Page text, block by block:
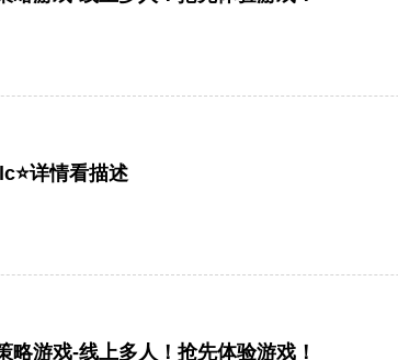
详情看描述
略游戏-线上多人！抢先体验游戏！